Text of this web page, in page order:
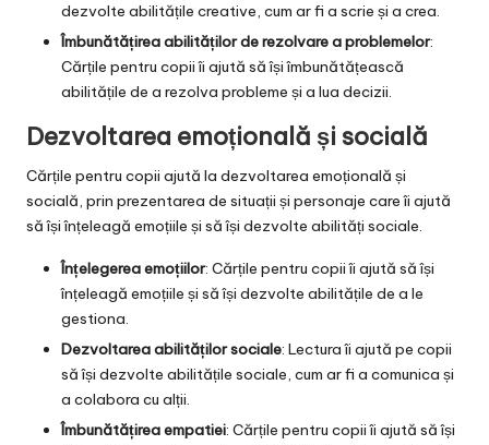
dezvolte abilitățile creative, cum ar fi a scrie și a crea.
Îmbunătățirea abilităților de rezolvare a problemelor:
Cărțile pentru copii îi ajută să își îmbunătățească
abilitățile de a rezolva probleme și a lua decizii.
Dezvoltarea emoțională și socială
Cărțile pentru copii ajută la dezvoltarea emoțională și
socială, prin prezentarea de situații și personaje care îi ajută
să își înțeleagă emoțiile și să își dezvolte abilități sociale.
Înțelegerea emoțiilor: Cărțile pentru copii îi ajută să își
înțeleagă emoțiile și să își dezvolte abilitățile de a le
gestiona.
Dezvoltarea abilităților sociale: Lectura îi ajută pe copii
să își dezvolte abilitățile sociale, cum ar fi a comunica și
a colabora cu alții.
Îmbunătățirea empatiei: Cărțile pentru copii îi ajută să își